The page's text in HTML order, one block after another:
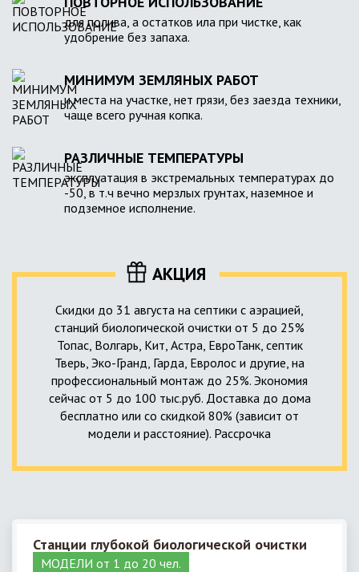
для полива, а остатков ила при чистке, как
удобрение без запаха.
МИНИМУМ ЗЕМЛЯНЫХ РАБОТ
и места на участке, нет грязи, без заезда техники,
чаще всего ручная копка.
РАЗЛИЧНЫЕ ТЕМПЕРАТУРЫ
эксплуатация в экстремальных температурах до
-50, в т.ч вечно мерзлых грунтах, наземное и
подземное исполнение.
АКЦИЯ
Скидки до 31 августа на септики с аэрацией,
станций биологической очистки от 5 до 25%
Топас, Волгарь, Кит, Астра, ЕвроТанк, септик
Тверь, Эко-Гранд, Гарда, Евролос и другие, на
профессиональный монтаж до 25%. Экономия
сейчас от 5 до 100 тыс.руб. Доставка до дома
бесплатно или со скидкой 80% (зависит от
модели и расстояние). Рассрочка
Станции глубокой биологической очистки
МОДЕЛИ от 1 до 20 чел.